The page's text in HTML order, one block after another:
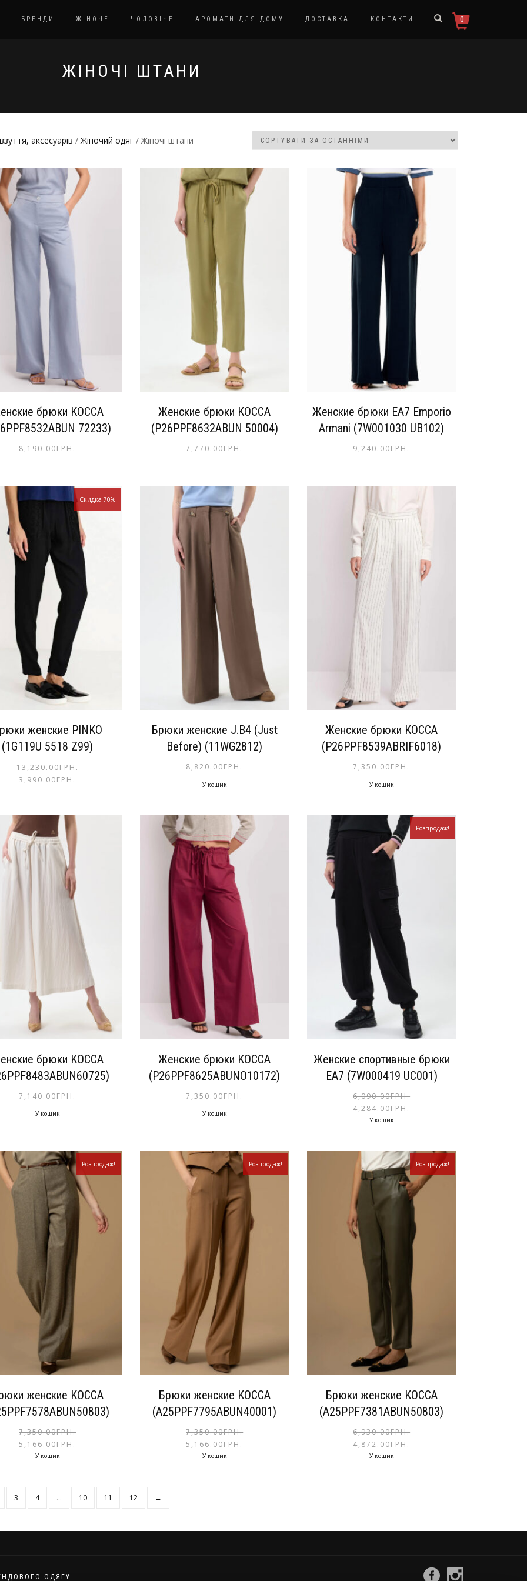
БРЕНДИ ЖІНОЧЕ ЧОЛОВІЧЕ АРОМАТИ ДЛЯ ДОМУ ДОСТАВКА КОНТАКТИ 0
ЖІНОЧІ ШТАНИ
аксесуарів /Жіночий одяг / Жіночі штани
брюки KOCCA
72233)
8,190.00ГРН.
Женские брюки KOCCA
(P26PPF8632ABUN 50004)
7,770.00ГРН.
Женские брюки EA7 Emporio
Armani (7W001030 UB102)
9,240.00ГРН.
женские PINKO
(1G119U 5518 Z99)
Скидка 70%
13,230.00ГРН.
3,990.00ГРН.
Брюки женские J.B4 (Just
Before) (11WG2812)
8,820.00ГРН.
У кошик
Женские брюки KOCCA
(P26PPF8539ABRIF6018)
7,350.00ГРН.
У кошик
брюки KOCCA
7,140.00ГРН.
У кошик
Женские брюки KOCCA
(P26PPF8625ABUNO10172)
7,350.00ГРН.
У кошик
Женские спортивные брюки
EA7 (7W000419 UC001)
Розпродаж!
6,090.00ГРН.
4,284.00ГРН.
У кошик
женские KOCCA
Розпродаж!
7,350.00ГРН.
5,166.00ГРН.
У кошик
Брюки женские KOCCA
(A25PPF7795ABUN40001)
Розпродаж!
7,350.00ГРН.
5,166.00ГРН.
У кошик
Брюки женские KOCCA
(A25PPF7381ABUN50803)
Розпродаж!
6,930.00ГРН.
4,872.00ГРН.
У кошик
3 4 … 10 11 12 →
ОДЯГУ.